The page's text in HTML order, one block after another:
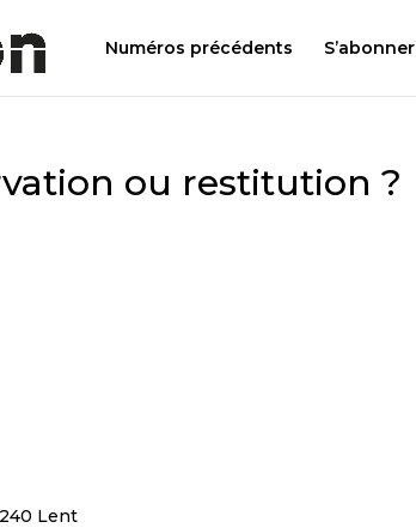
Numéros précédents S’abonner
ou restitution ?
Lent